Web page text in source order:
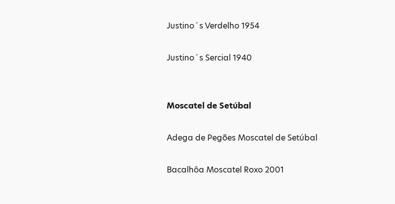
Justino´s Verdelho 1954
Justino´s Sercial 1940
Moscatel de Setúbal
Adega de Pegões Moscatel de Setúbal
Bacalhôa Moscatel Roxo 2001